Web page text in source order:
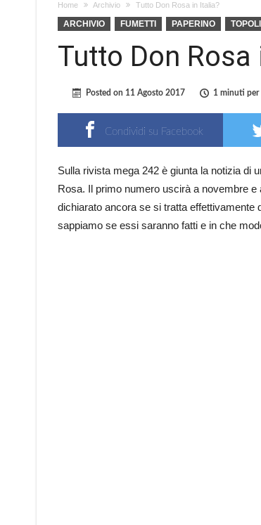
Home Archivio Tutto Don Rosa in Italia?
ARCHIVIO FUMETTI PAPERINO
Tutto Don Rosa
Posted on 11 Agosto 2017 1 minuti per
Condividi su Facebook
Sulla rivista mega 242 è giunta la notizia di
Rosa. Il primo numero uscirà a novembre e
dichiarato ancora se si tratta effettivamente
sappiamo se essi saranno fatti e in che